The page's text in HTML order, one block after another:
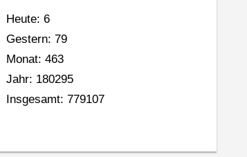
Heute: 6
Gestern: 79
Monat: 463
Jahr: 180295
Insgesamt: 779107